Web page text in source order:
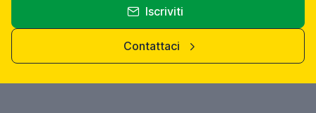
Iscriviti
Contattaci